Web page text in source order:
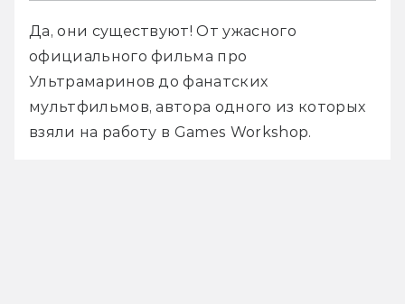
Да, они существуют! От ужасного
официального фильма про
Ультрамаринов до фанатских
мультфильмов, автора одного из которых
взяли на работу в Games Workshop.